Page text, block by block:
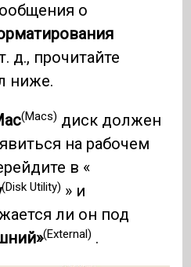
о
д., прочитайте
ниже.
(Macs) диск должен
на рабочем
в «
(Disk Utility) » и
ли он под
(External) .